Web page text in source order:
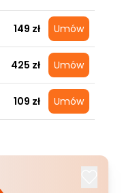
149 zł Umów
425 zł Umów
109 zł Umów